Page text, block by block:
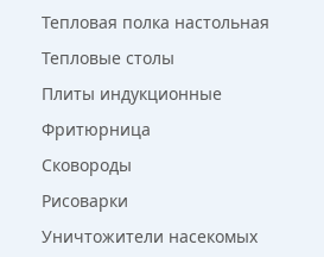
Тепловая полка настольная
Тепловые столы
Плиты индукционные
Фритюрница
Сковороды
Рисоварки
Уничтожители насекомых